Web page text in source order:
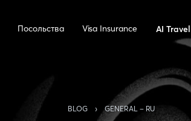
Посольства Visa Insurance AI
BLOG › GENERAL - RU